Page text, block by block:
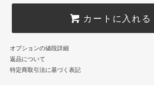
カートに入れる
オプションの値段詳細
返品について
特定商取引法に基づく表記